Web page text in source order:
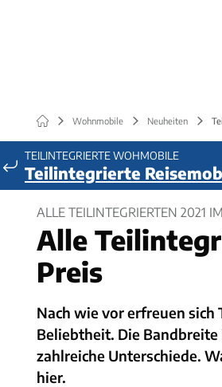
Wohnmobile Neuheiten
TEILINTEGRIERTE WOHMOBILE
Teilintegrierte
ALLE TEILINTEGRIERTEN 2021
Alle
Preis
Nach wie vor erfreuen
Beliebtheit. Die
zahlreiche Unterschiede.
hier.